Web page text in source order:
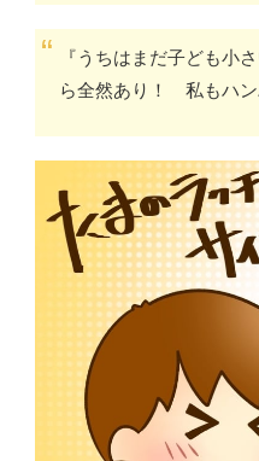
『うちはまだ子ども小
ら全然あり！ 私もハン